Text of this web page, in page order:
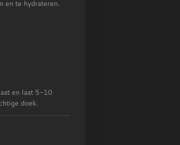
en te hydrateren.
en laat 5-10
doek.